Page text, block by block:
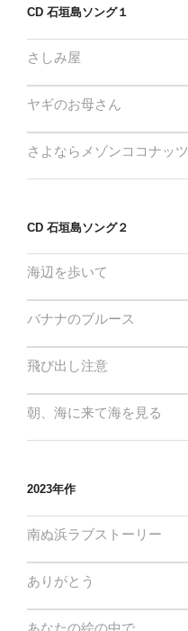
ン
CD 石垣島ソング１
さしみ屋
ヤギのお母さん
さよならメゾンココナッツ
CD 石垣島ソング２
海辺を歩いて
バナナのブルース
飛び出し注意
朝、海に来て海を見る
2023年作
南ぬ浜ラブストーリー
ありがとう
あなたの絵の中で